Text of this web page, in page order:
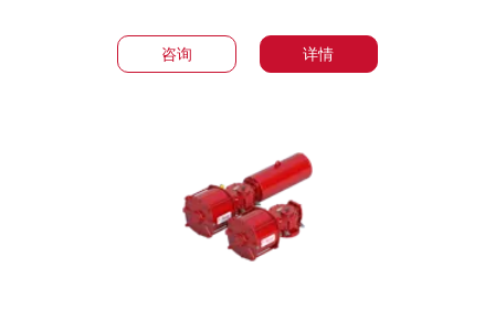
咨询 详情